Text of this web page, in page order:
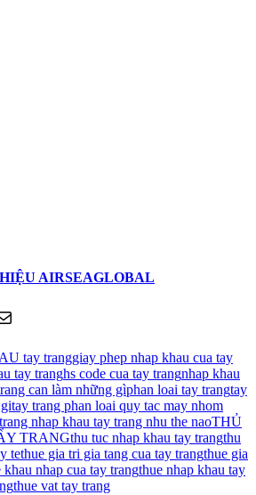
AIRSEAGLOBAL
via Email
tay tranggiay phep nhap khau cua tay
tay tranghs code cua tay trangnhap khau
can làm những gìphan loai tay trangtay
tay trang phan loai quy tac may nhom
nhap khau tay trang nhu the naoTHỦ
TRANGthu tuc nhap khau tay trangthu
tethue gia tri gia tang cua tay trangthue gia
khau nhap cua tay trangthue nhap khau tay
thue vat tay trang